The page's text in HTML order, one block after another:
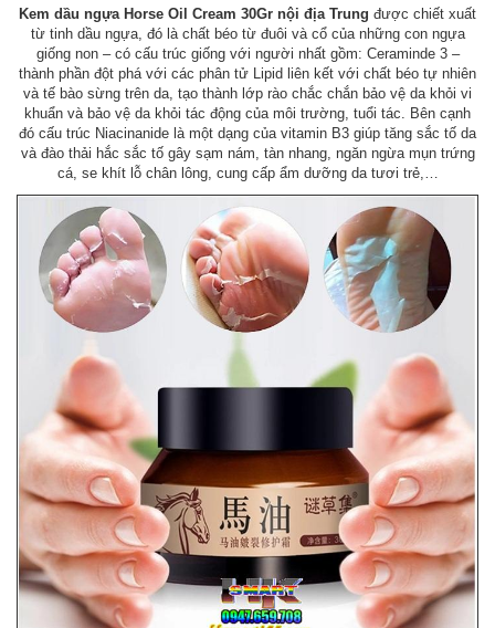
Kem dầu ngựa Horse Oil Cream 30Gr nội địa Trung được chiết xuất
từ tinh dầu ngựa, đó là chất béo từ đuôi và cổ của những con ngựa
giống non – có cấu trúc giống với người nhất gồm: Ceraminde 3 –
thành phần đột phá với các phân tử Lipid liên kết với chất béo tự nhiên
và tế bào sừng trên da, tạo thành lớp rào chắc chắn bảo vệ da khỏi vi
khuẩn và bảo vệ da khỏi tác động của môi trường, tuổi tác. Bên cạnh
đó cấu trúc Niacinanide là một dạng của vitamin B3 giúp tăng sắc tố da
và đào thải hắc sắc tố gây sạm nám, tàn nhang, ngăn ngừa mụn trứng
cá, se khít lỗ chân lông, cung cấp ẩm dưỡng da tươi trẻ,…